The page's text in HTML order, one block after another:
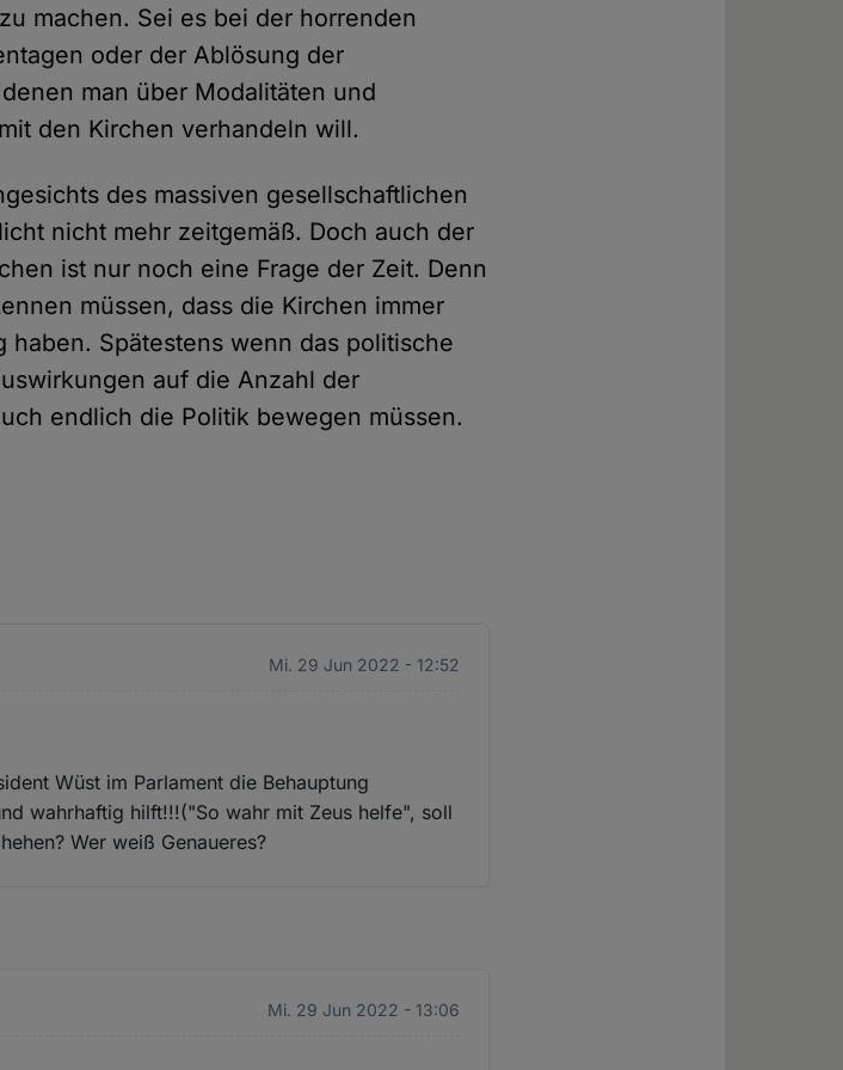
machen. Sei es bei der horrenden
oder der Ablösung der
man über Modalitäten und
den Kirchen verhandeln will.
des massiven gesellschaftlichen
nicht mehr zeitgemäß. Doch auch der
ist nur noch eine Frage der Zeit. Denn
müssen, dass die Kirchen immer
Spätestens wenn das politische
auf die Anzahl der
endlich die Politik bewegen müssen.
Mi. 29 Jun 2022 - 12:52
Wüst im Parlament die Behauptung
wahrhaftig hilft!!!("So wahr mit Zeus helfe", soll
Wer weiß Genaueres?
Mi. 29 Jun 2022 - 13:06